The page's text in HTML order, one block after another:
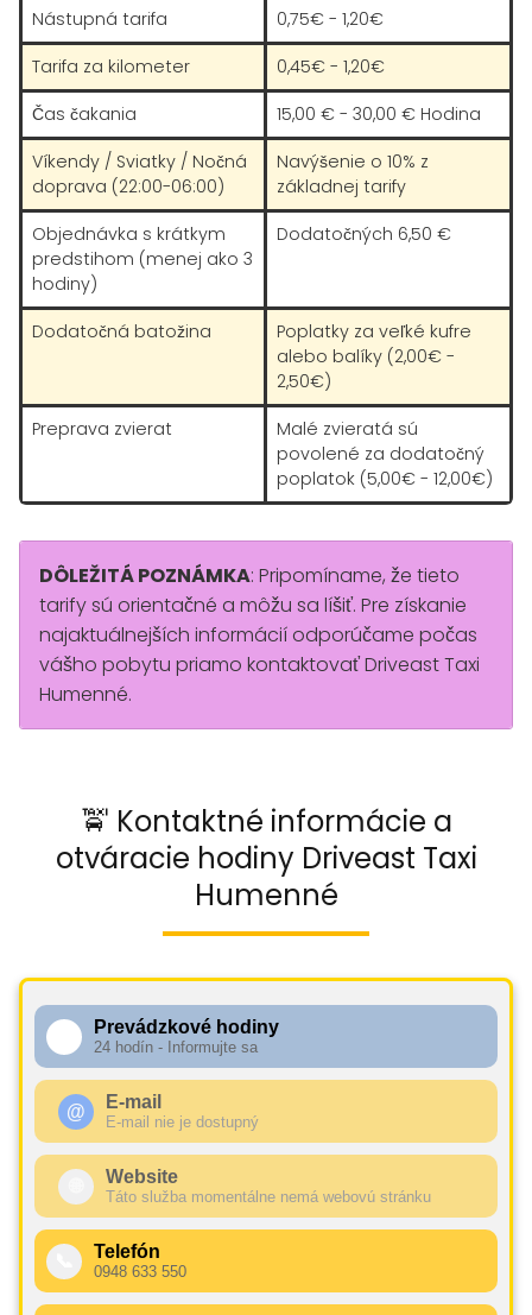
Nástupná tarifa
0,75€ - 1,20€
Tarifa za kilometer
0,45€ - 1,20€
Čas čakania
15,00 € - 30,00 € Hodina
Víkendy / Sviatky / Nočná
doprava (22:00-06:00)
Navýšenie o 10% z
základnej tarify
Objednávka s krátkym
predstihom (menej ako 3
hodiny)
Dodatočných 6,50 €
Dodatočná batožina
Poplatky za veľké kufre
alebo balíky (2,00€ -
2,50€)
Preprava zvierat
Malé zvieratá sú
povolené za dodatočný
poplatok (5,00€ - 12,00€)
DÔLEŽITÁ POZNÁMKA: Pripomíname, že tieto
tarify sú orientačné a môžu sa líšiť. Pre získanie
najaktuálnejších informácií odporúčame počas
vášho pobytu priamo kontaktovať Driveast Taxi
Humenné.
🚖 Kontaktné informácie a
otváracie hodiny Driveast Taxi
Humenné
Prevádzkové hodiny
24 hodín - Informujte sa
@ E-mail
E-mail nie je dostupný
Website
Táto služba momentálne nemá webovú stránku
Telefón
0948 633 550